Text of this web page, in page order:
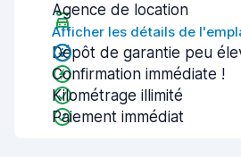
Agence de location
Afficher les détails de
Dépôt de garantie peu
Confirmation immédiate !
Kilométrage illimité
Paiement immédiat